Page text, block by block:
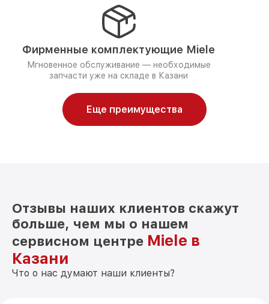
Фирменные комплектующие Miele
Мгновенное обслуживание — необходимые
запчасти уже на складе в Казани
Еще преимущества
Отзывы наших клиентов скажут
больше, чем мы о нашем
сервисном центре Miele в
Казани
Что о нас думают наши клиенты?